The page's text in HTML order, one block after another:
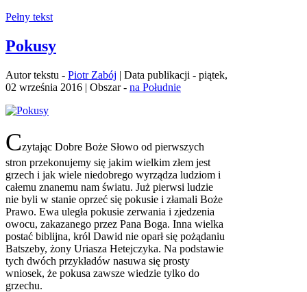
Pełny tekst
Pokusy
Autor tekstu - Piotr Zabój | Data publikacji - piątek,
02 września 2016 | Obszar - na Południe
Czytając Dobre Boże Słowo od pierwszych
stron przekonujemy się jakim wielkim złem jest
grzech i jak wiele niedobrego wyrządza ludziom i
całemu znanemu nam światu. Już pierwsi ludzie
nie byli w stanie oprzeć się pokusie i złamali Boże
Prawo. Ewa uległa pokusie zerwania i zjedzenia
owocu, zakazanego przez Pana Boga. Inna wielka
postać biblijna, król Dawid nie oparł się pożądaniu
Batszeby, żony Uriasza Hetejczyka. Na podstawie
tych dwóch przykładów nasuwa się prosty
wniosek, że pokusa zawsze wiedzie tylko do
grzechu.